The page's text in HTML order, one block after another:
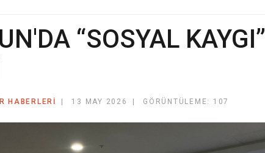
“SOSYAL KAYGI”
HABERLERI 13 MAY 2026 GÖRÜNTÜLEME: 107